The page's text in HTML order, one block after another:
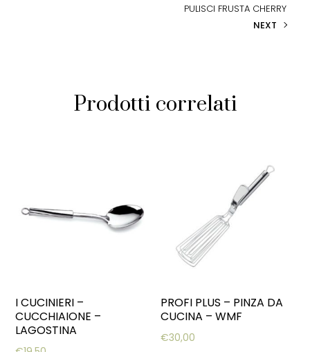
PULISCI FRUSTA CHERRY
NEXT
Prodotti correlati
I CUCINIERI –
CUCCHIAIONE –
LAGOSTINA
PROFI PLUS – PINZA DA
CUCINA – WMF
€30,00